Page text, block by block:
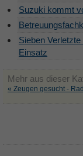
Suzuki kommt
Sieben
Einsatz
Mehr aus dieser
« Zeugen gesucht -